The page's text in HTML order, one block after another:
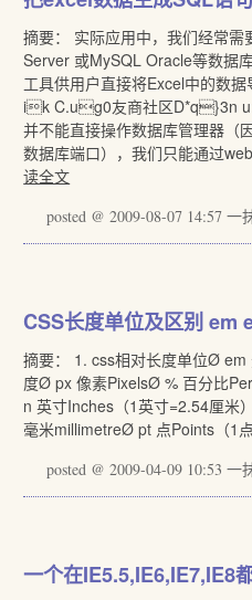
摘要： 实际应用中，我们经常
Server 或MySQL Oracle等数据
工具供用户直接将Excel中的
ik C.ug0友商社区D*q}3n
并不能直接操作数据库管理器（
数据库端口），我们只能通过
读全文
posted @ 2009-08-07 14:57 一
CSS长度单位及区别 em
摘要： 1. css相对长度单位Ø
度Ø px 像素PixelsØ % 百分比
n 英寸Inches（1英寸=2.54厘
毫米millimetreØ pt 点Points（1
posted @ 2009-04-09 10:53 一
一个在IE5.5,IE6,IE7,IE8